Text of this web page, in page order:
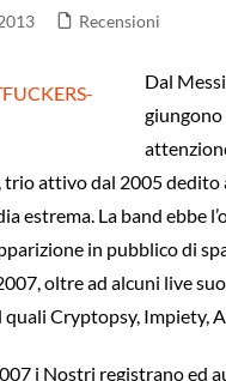
Recensioni
Dal
trio attivo dal 2005 dedito
estrema. La band ebbe
in pubblico di
oltre ad alcuni live
quali Cryptopsy, Impiety,
i Nostri registrano ed